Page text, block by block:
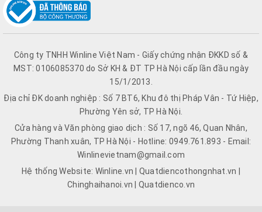
Công ty TNHH Winline Việt Nam - Giấy chứng nhận ĐKKD số &
MST: 0106085370 do Sở KH & ĐT TP Hà Nội cấp lần đầu ngày
15/1/2013.
Địa chỉ ĐK doanh nghiệp : Số 7 BT6, Khu đô thị Pháp Vân - Tứ Hiệp,
Phường Yên sở, TP Hà Nội.
Cửa hàng và Văn phòng giao dịch : Số 17, ngõ 46, Quan Nhân,
Phường Thanh xuân, TP Hà Nội - Hotline: 0949.761.893 - Email:
Winlinevietnam@gmail.com
Hệ thống Website: Winline.vn | Quatdiencothongnhat.vn |
Chinghaihanoi.vn | Quatdienco.vn